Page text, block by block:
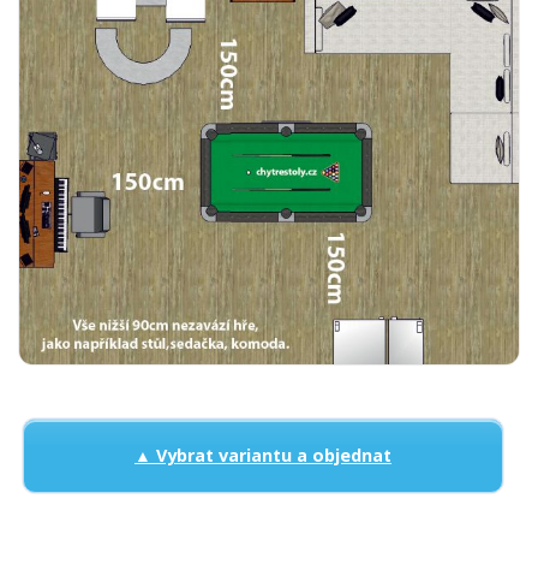
▲ Vybrat variantu a objednat